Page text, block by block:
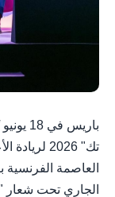
تك" 2026
الجاري تحت شعار